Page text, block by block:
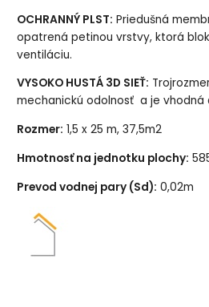
OCHRANNÝ PLST: Priedušná
opatrená petinou vrstvy, ktorá
ventiláciu.
VYSOKO HUSTÁ 3D SIEŤ:
mechanickú odolnosť a je vhodná
Rozmer: 1,5 x 25 m, 37,5m2
Hmotnosť na jednotku plochy:
Prevod vodnej pary (Sd): 0,02m